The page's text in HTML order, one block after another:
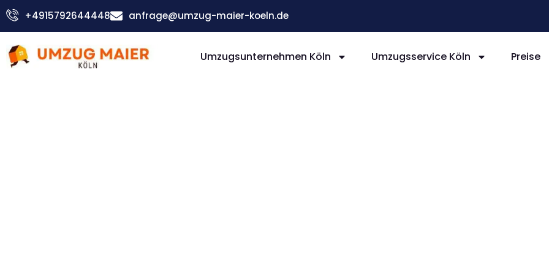
Zum
Inhalt
+4915792644448 anfrage@umzug-maier-koeln.de
Umzugsunternehmen Köln Umzugsservice Köln Preise